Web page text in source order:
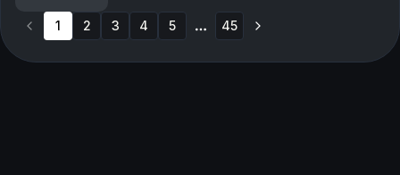
Joannin a...
1 2 3 4 5 45